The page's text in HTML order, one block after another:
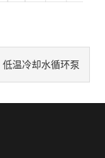
低温冷却水循环泵